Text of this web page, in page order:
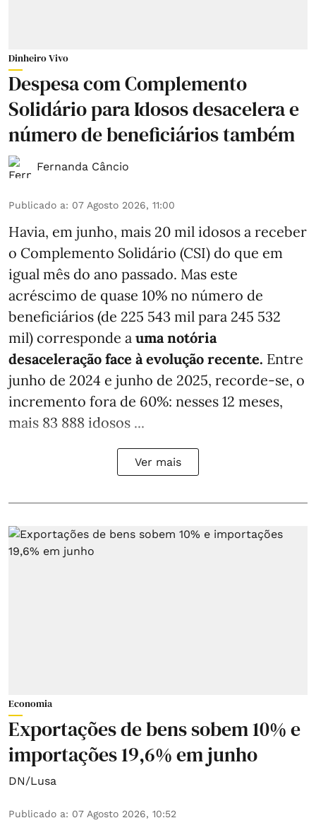
Dinheiro Vivo
Despesa com Complemento
Solidário para Idosos desacelera e
número de beneficiários também
Fernanda Câncio
Publicado a: 07 Agosto 2026, 11:00
Havia, em junho, mais 20 mil idosos a receber
o Complemento Solidário (CSI) do que em
igual mês do ano passado. Mas este
acréscimo de quase 10% no número de
beneficiários (de 225 543 mil para 245 532
mil) corresponde a uma notória
desaceleração face à evolução recente. Entre
junho de 2024 e junho de 2025, recorde-se, o
incremento fora de 60%: nesses 12 meses,
mais 83 888 idosos ...
Ver mais
Economia
Exportações de bens sobem 10% e
importações 19,6% em junho
DN/Lusa
Publicado a: 07 Agosto 2026, 10:52